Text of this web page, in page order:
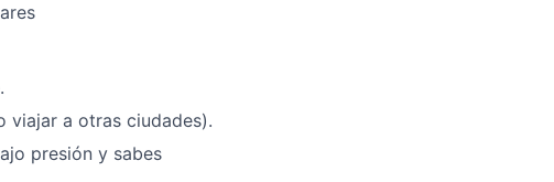
viajar a otras ciudades).
presión y sabes